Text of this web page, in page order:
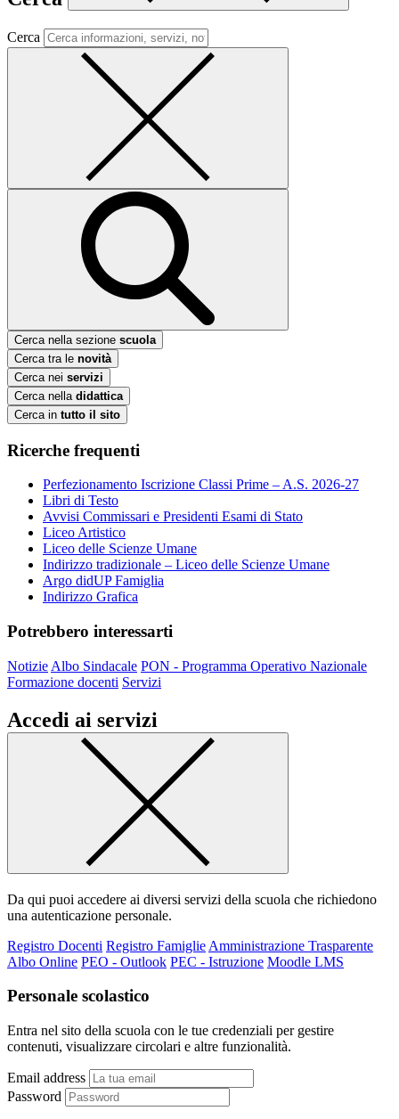
Cerca
Cerca nella sezione scuola
Cerca tra le novità
Cerca nei servizi
Cerca nella didattica
Cerca in tutto il sito
Ricerche frequenti
Perfezionamento Iscrizione Classi Prime – A.S. 2026-27
Libri di Testo
Avvisi Commissari e Presidenti Esami di Stato
Liceo Artistico
Liceo delle Scienze Umane
Indirizzo tradizionale – Liceo delle Scienze Umane
Argo didUP Famiglia
Indirizzo Grafica
Potrebbero interessarti
Notizie Albo Sindacale PON - Programma Operativo Nazionale
Formazione docenti Servizi
Accedi ai servizi
Da qui puoi accedere ai diversi servizi della scuola che richiedono
una autenticazione personale.
Registro Docenti Registro Famiglie Amministrazione Trasparente
Albo Online PEO - Outlook PEC - Istruzione Moodle LMS
Personale scolastico
Entra nel sito della scuola con le tue credenziali per gestire
contenuti, visualizzare circolari e altre funzionalità.
Email address
Password